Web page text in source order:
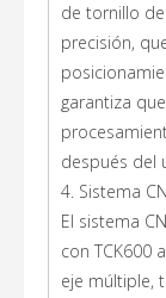
de tornillo
precisión,
garantiza
después del
4. Sistema
El sistema
con TCK600
eje múltiple,